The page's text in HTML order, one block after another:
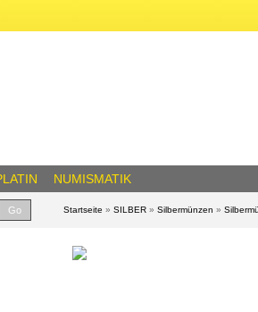
NUMISMATIK
Go Startseite » SILBER » Silbermünzen »